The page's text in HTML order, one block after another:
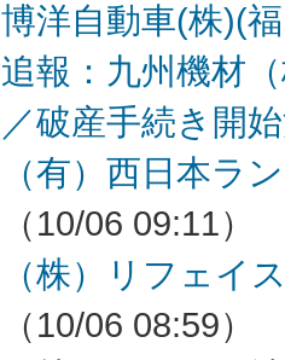
博洋自動車(株)(
追報：九州機材
／破産手続き開
（有）西日本ラ
（10/06 09:11）
（株）リフェイ
（10/06 08:59）